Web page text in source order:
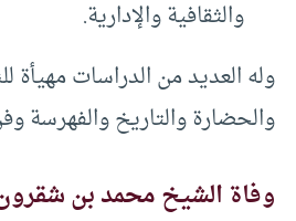
والثقافية والإدارية.
وله العديد من الدراسات مهيأة
والحضارة والتاريخ والفهرسة
وفاة الشيخ محمد بن